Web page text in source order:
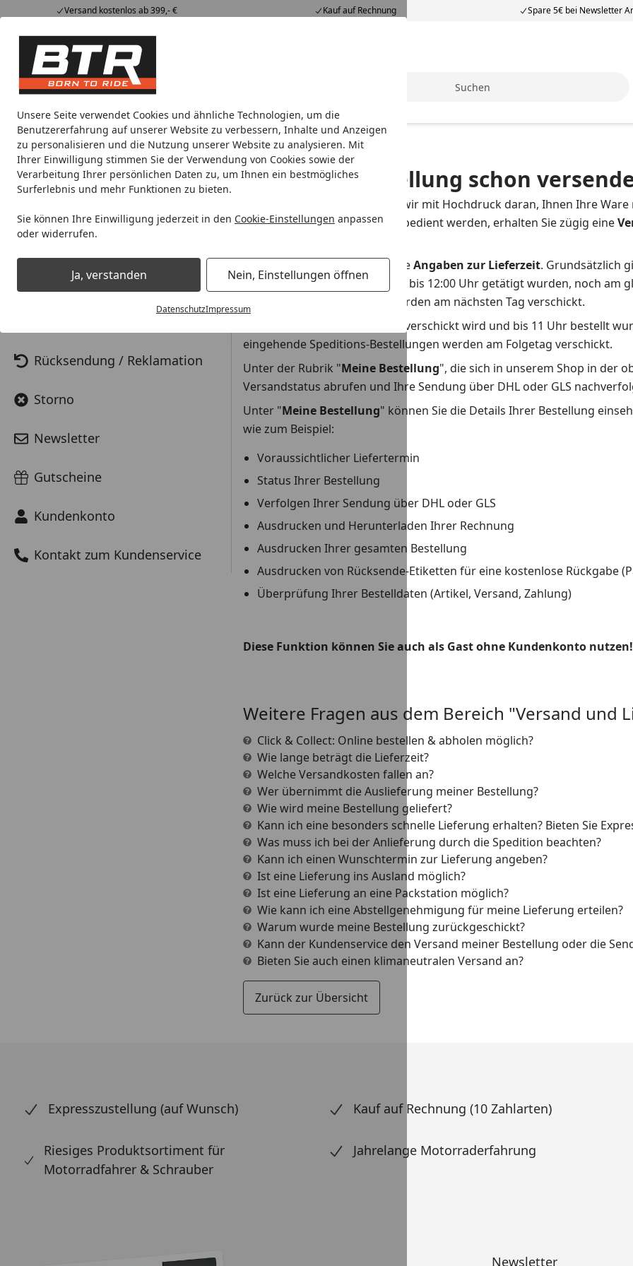
Unsere Seite verwendet Cookies und ähnliche Technologien, um die
Benutzererfahrung auf unserer Website zu verbessern, Inhalte und Anzeigen
zu personalisieren und die Nutzung unserer Website zu analysieren. Mit
Ihrer Einwilligung stimmen Sie der Verwendung von Cookies sowie der
Verarbeitung Ihrer persönlichen Daten zu, um Ihnen ein bestmögliches
Surferlebnis und mehr Funktionen zu bieten.
Sie können Ihre Einwilligung jederzeit in den Cookie-Einstellungen anpassen
oder widerrufen.
Ja, verstanden Nein, Einstellungen öffnen
DatenschutzImpressum
Versand kostenlos ab 399,- € Kauf auf Rechnung Spare 5€ bei Newsletter
Hotline07051 / 9 222 5959
Mi-Fr. 8-12 Uhr
Alle Produkte
Alle ProdukteMarken
Startseite
Versandbenachrichtigung
Antworten zu den Themen
Versand und Lieferung
Rücksendung / Reklamation
Storno
Newsletter
Gutscheine
Kundenkonto
Kontakt zum Kundenservice
Ist meine Bestellung schon
Nach der Bestellung arbeiten wir mit Hochdruck daran, Ihnen Ihre
die direkt aus unserem Lager bedient werden, erhalten Sie zügig eine
Auf der Produktseite finden SieAngaben zur Lieferzeit. Grundsätzlich
Paket versendbar sind und die bis 12:00 Uhr getätigt wurden, noch am
12:00 Uhr getätigt wurden, werden am nächsten Tag verschickt.
Lager-Ware, die per Spedition verschickt wird und bis 11 Uhr bestellt
eingehende Speditions-Bestellungen werden am Folgetag verschickt.
Unter der Rubrik "Meine Bestellung", die sich in unserem Shop in der
Versandstatus abrufen und Ihre Sendung über DHL oder GLS
Unter "Meine Bestellung" können Sie die Details Ihrer Bestellung
wie zum Beispiel:
Voraussichtlicher Liefertermin
Status Ihrer Bestellung
Verfolgen Ihrer Sendung über DHL oder GLS
Ausdrucken und Herunterladen Ihrer Rechnung
Ausdrucken Ihrer gesamten Bestellung
Ausdrucken von Rücksende-Etiketten für eine kostenlose Rückgabe
Überprüfung Ihrer Bestelldaten (Artikel, Versand, Zahlung)
Diese Funktion können Sie auch als Gast ohne Kundenkonto nutzen!
Weitere Fragen aus dem Bereich "Versand und
Click & Collect: Online bestellen & abholen möglich?
Wie lange beträgt die Lieferzeit?
Welche Versandkosten fallen an?
Wer übernimmt die Auslieferung meiner Bestellung?
Wie wird meine Bestellung geliefert?
Kann ich eine besonders schnelle Lieferung erhalten? Bieten Sie
Was muss ich bei der Anlieferung durch die Spedition beachten?
Kann ich einen Wunschtermin zur Lieferung angeben?
Ist eine Lieferung ins Ausland möglich?
Ist eine Lieferung an eine Packstation möglich?
Wie kann ich eine Abstellgenehmigung für meine Lieferung erteilen?
Warum wurde meine Bestellung zurückgeschickt?
Kann der Kundenservice den Versand meiner Bestellung oder die
Bieten Sie auch einen klimaneutralen Versand an?
Zurück zur Übersicht
Expresszustellung (auf Wunsch) Kauf auf Rechnung (10 Zahlarten)
Riesiges Produktsortiment für
Motorradfahrer & Schrauber
Jahrelange Motorraderfahrung
Newsletter